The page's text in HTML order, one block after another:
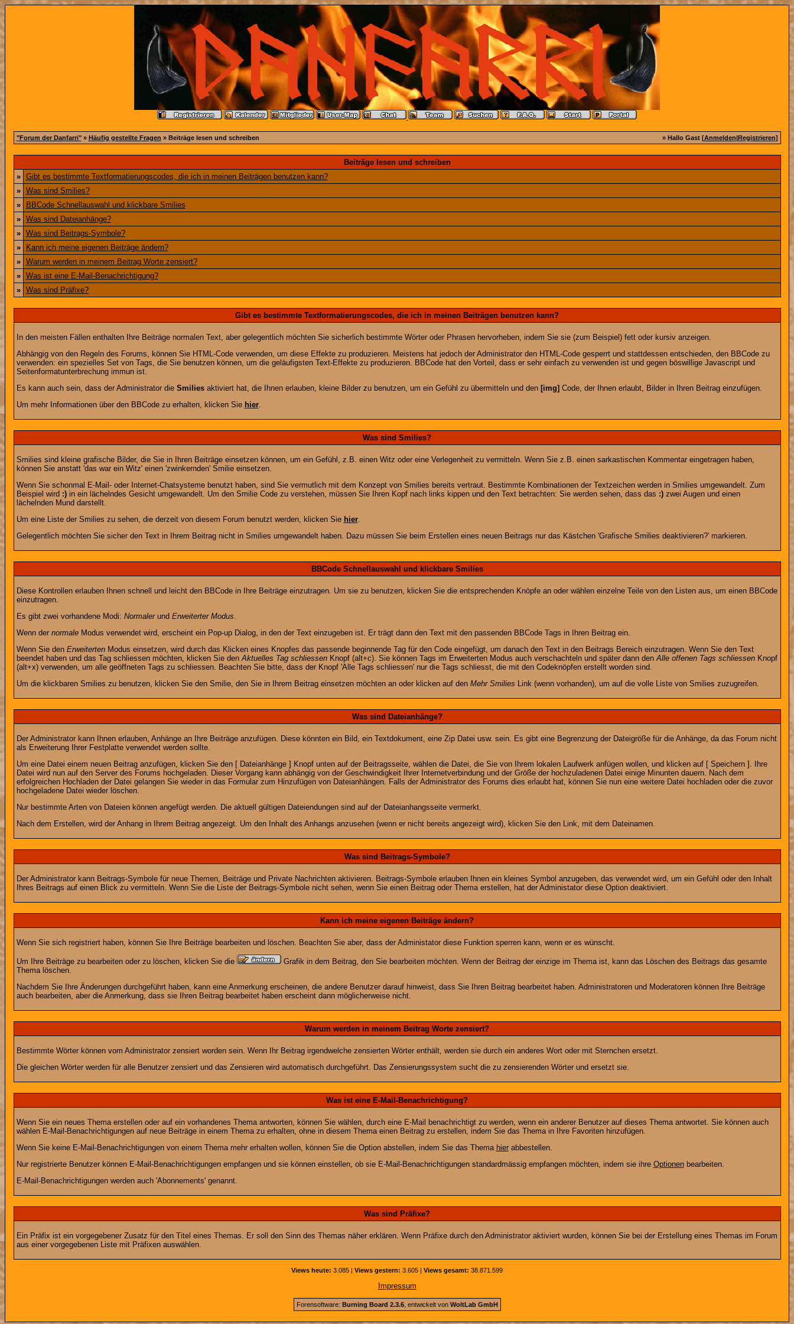
"Forum der Danfarri"» Häufig gestellte Fragen » Beiträge lesen und schreiben » Hallo Gast [Anmelden|Registrieren]
Beiträge lesen und schreiben
»
Gibt es bestimmte Textformatierungscodes, die ich in meinen Beiträgen benutzen kann?
»
Was sind Smilies?
»
BBCode Schnellauswahl und klickbare Smilies
»
Was sind Dateianhänge?
»
Was sind Beitrags-Symbole?
»
Kann ich meine eigenen Beiträge ändern?
»
Warum werden in meinem Beitrag Worte zensiert?
»
Was ist eine E-Mail-Benachrichtigung?
»
Was sind Präfixe?
Gibt es bestimmte Textformatierungscodes, die ich in meinen Beiträgen benutzen kann?
In den meisten Fällen enthalten Ihre Beiträge normalen Text, aber gelegentlich möchten Sie sicherlich bestimmte Wörter oder Phrasen hervorheben, indem Sie sie (zum Beispiel) fett oder kursiv anzeigen.
Abhängig von den Regeln des Forums, können Sie HTML-Code verwenden, um diese Effekte zu produzieren. Meistens hat jedoch der Administrator den HTML-Code gesperrt und stattdessen entschieden, den BBCode zu
verwenden: ein spezielles Set von Tags, die Sie benutzen können, um die geläufigsten Text-Effekte zu produzieren. BBCode hat den Vorteil, dass er sehr einfach zu verwenden ist und gegen böswillige Javascript und
Seitenformatunterbrechung immun ist.
Es kann auch sein, dass der Administrator die Smiliesaktiviert hat, die Ihnen erlauben, kleine Bilder zu benutzen, um ein Gefühl zu übermitteln und den [img] Code, der Ihnen erlaubt, Bilder in Ihren Beitrag einzufügen.
Um mehr Informationen über den BBCode zu erhalten, klicken Sie hier.
Was sind Smilies?
Smilies sind kleine grafische Bilder, die Sie in Ihren Beiträge einsetzen können, um ein Gefühl, z.B. einen Witz oder eine Verlegenheit zu vermitteln. Wenn Sie z.B. einen sarkastischen Kommentar eingetragen haben,
können Sie anstatt 'das war ein Witz' einen 'zwinkernden' Smilie einsetzen.
Wenn Sie schonmal E-Mail- oder Internet-Chatsysteme benutzt haben, sind Sie vermutlich mit dem Konzept von Smilies bereits vertraut. Bestimmte Kombinationen der Textzeichen werden in Smilies umgewandelt. Zum
Beispiel wird :)in ein lächelndes Gesicht umgewandelt. Um den Smilie Code zu verstehen, müssen Sie Ihren Kopf nach links kippen und den Text betrachten: Sie werden sehen, dass das :)zwei Augen und einen
lächelnden Mund darstellt.
Um eine Liste der Smilies zu sehen, die derzeit von diesem Forum benutzt werden, klicken Sie hier.
Gelegentlich möchten Sie sicher den Text in Ihrem Beitrag nicht in Smilies umgewandelt haben. Dazu müssen Sie beim Erstellen eines neuen Beitrags nur das Kästchen 'Grafische Smilies deaktivieren?' markieren.
BBCode Schnellauswahl und klickbare Smilies
Diese Kontrollen erlauben Ihnen schnell und leicht den BBCode in Ihre Beiträge einzutragen. Um sie zu benutzen, klicken Sie die entsprechenden Knöpfe an oder wählen einzelne Teile von den Listen aus, um einen BBCode
einzutragen.
Es gibt zwei vorhandene Modi: Normalerund Erweiterter Modus.
Wenn der normaleModus verwendet wird, erscheint ein Pop-up Dialog, in den der Text einzugeben ist. Er trägt dann den Text mit den passenden BBCode Tags in Ihren Beitrag ein.
Wenn Sie den ErweitertenModus einsetzen, wird durch das Klicken eines Knopfes das passende beginnende Tag für den Code eingefügt, um danach den Text in den Beitrags Bereich einzutragen. Wenn Sie den Text
beendet haben und das Tag schliessen möchten, klicken Sie denAktuelles Tag schliessenKnopf (alt+c). Sie können Tags im Erweiterten Modus auch verschachteln und später dann denAlle offenen Tags schliessenKnopf
(alt+x) verwenden, um alle geöffneten Tags zu schliessen. Beachten Sie bitte, dass der Knopf 'Alle Tags schliessen' nur die Tags schliesst, die mit den Codeknöpfen erstellt worden sind.
Um die klickbaren Smilies zu benutzen, klicken Sie den Smilie, den Sie in Ihrem Beitrag einsetzen möchten an oder klicken auf den Mehr Smilies Link (wenn vorhanden), um auf die volle Liste von Smilies zuzugreifen.
Was sind Dateianhänge?
Der Administrator kann Ihnen erlauben, Anhänge an Ihre Beiträge anzufügen. Diese könnten ein Bild, ein Textdokument, eine Zip Datei usw. sein. Es gibt eine Begrenzung der Dateigröße für die Anhänge, da das Forum nicht
als Erweiterung Ihrer Festplatte verwendet werden sollte.
Um eine Datei einem neuen Beitrag anzufügen, klicken Sie den [ Dateianhänge ] Knopf unten auf der Beitragsseite, wählen die Datei, die Sie von Ihrem lokalen Laufwerk anfügen wollen, und klicken auf [ Speichern ]. Ihre
Datei wird nun auf den Server des Forums hochgeladen. Dieser Vorgang kann abhängig von der Geschwindigkeit Ihrer Internetverbindung und der Größe der hochzuladenen Datei einige Minunten dauern. Nach dem
erfolgreichen Hochladen der Datei gelangen Sie wieder in das Formular zum Hinzufügen von Dateianhängen. Falls der Administrator des Forums dies erlaubt hat, können Sie nun eine weitere Datei hochladen oder die zuvor
hochgeladene Datei wieder löschen.
Nur bestimmte Arten von Dateien können angefügt werden. Die aktuell gültigen Dateiendungen sind auf der Dateianhangsseite vermerkt.
Nach dem Erstellen, wird der Anhang in Ihrem Beitrag angezeigt. Um den Inhalt des Anhangs anzusehen (wenn er nicht bereits angezeigt wird), klicken Sie den Link, mit dem Dateinamen.
Was sind Beitrags-Symbole?
Der Administrator kann Beitrags-Symbole für neue Themen, Beiträge und Private Nachrichten aktivieren. Beitrags-Symbole erlauben Ihnen ein kleines Symbol anzugeben, das verwendet wird, um ein Gefühl oder den Inhalt
Ihres Beitrags auf einen Blick zu vermitteln. Wenn Sie die Liste der Beitrags-Symbole nicht sehen, wenn Sie einen Beitrag oder Thema erstellen, hat der Administator diese Option deaktiviert.
Kann ich meine eigenen Beiträge ändern?
Wenn Sie sich registriert haben, können Sie Ihre Beiträge bearbeiten und löschen. Beachten Sie aber, dass der Administator diese Funktion sperren kann, wenn er es wünscht.
Um Ihre Beiträge zu bearbeiten oder zu löschen, klicken Sie die
Grafik in dem Beitrag, den Sie bearbeiten möchten. Wenn der Beitrag der einzige im Thema ist, kann das Löschen des Beitrags das gesamte
Thema löschen.
Nachdem Sie Ihre Änderungen durchgeführt haben, kann eine Anmerkung erscheinen, die andere Benutzer darauf hinweist, dass Sie Ihren Beitrag bearbeitet haben. Administratoren und Moderatoren können Ihre Beiträge
auch bearbeiten, aber die Anmerkung, dass sie Ihren Beitrag bearbeitet haben erscheint dann möglicherweise nicht.
Warum werden in meinem Beitrag Worte zensiert?
Bestimmte Wörter können vom Administrator zensiert worden sein. Wenn Ihr Beitrag irgendwelche zensierten Wörter enthält, werden sie durch ein anderes Wort oder mit Sternchen ersetzt.
Die gleichen Wörter werden für alle Benutzer zensiert und das Zensieren wird automatisch durchgeführt. Das Zensierungssystem sucht die zu zensierenden Wörter und ersetzt sie.
Was ist eine E-Mail-Benachrichtigung?
Wenn Sie ein neues Thema erstellen oder auf ein vorhandenes Thema antworten, können Sie wählen, durch eine E-Mail benachrichtigt zu werden, wenn ein anderer Benutzer auf dieses Thema antwortet. Sie können auch
wählen E-Mail-Benachrichtigungen auf neue Beiträge in einem Thema zu erhalten, ohne in diesem Thema einen Beitrag zu erstellen, indem Sie das Thema in Ihre Favoriten hinzufügen.
Wenn Sie keine E-Mail-Benachrichtigungen von einem Thema mehr erhalten wollen, können Sie die Option abstellen, indem Sie das Thema hierabbestellen.
Nur registrierte Benutzer können E-Mail-Benachrichtigungen empfangen und sie können einstellen, ob sie E-Mail-Benachrichtigungen standardmässig empfangen möchten, indem sie ihre Optionenbearbeiten.
E-Mail-Benachrichtigungen werden auch 'Abonnements' genannt.
Was sind Präfixe?
Ein Präfix ist ein vorgegebener Zusatz für den Titel eines Themas. Er soll den Sinn des Themas näher erklären. Wenn Präfixe durch den Administrator aktiviert wurden, können Sie bei der Erstellung eines Themas im Forum
aus einer vorgegebenen Liste mit Präfixen auswählen.
Views heute: 3.085 | Views gestern: 3.605 | Views gesamt: 38.871.599
Impressum
Forensoftware: Burning Board 2.3.6, entwickelt von WoltLab GmbH